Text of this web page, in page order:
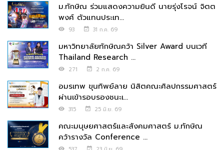
ม.ทักษิณ ร่วมแสดงความยินดี นายรุ่งโรจน์ จิตต
พงศ์ ตัวแทนประเท...
93 31 ก.ค. 69
มหาวิทยาลัยทักษิณคว้า Silver Award บนเวที
Thailand Research ...
271 2 ก.ค. 69
อมรเทพ ขุนทิพย์ลาย นิสิตคณะศิลปกรรมศาสตร์
ผ่านเข้ารอบรองชนะเ...
315 25 มิ.ย. 69
คณะมนุษยศาสตร์และสังคมศาสตร์ ม.ทักษิณ
คว้ารางวัล Conference ...